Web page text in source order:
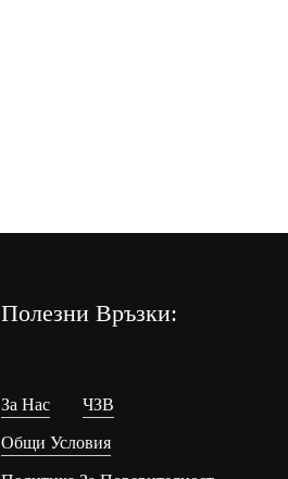
Полезни Връзки:
За Нас ЧЗВ
Общи Условия